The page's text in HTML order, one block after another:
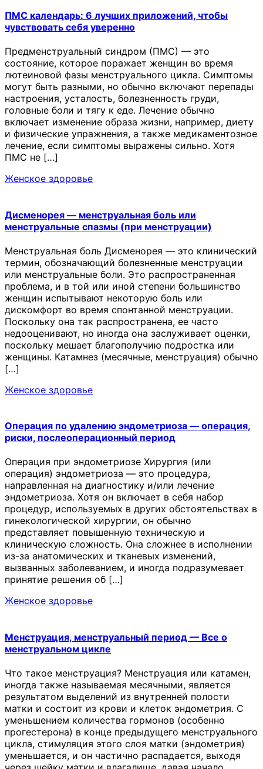
ПМС календарь: 6 лучших приложений, чтобы
чувствовать себя уверенно
Предменструальный синдром (ПМС) — это
состояние, которое поражает женщин во время
лютеиновой фазы менструального цикла. Симптомы
могут быть разными, но обычно включают перепады
настроения, усталость, болезненность груди,
головные боли и тягу к еде. Лечение обычно
включает изменение образа жизни, например, диету
и физические упражнения, а также медикаментозное
лечение, если симптомы выражены сильно. Хотя
ПМС не […]
Женское здоровье
Дисменорея — менструальная боль или
менструальные спазмы (при менструации)
Менструальная боль Дисменорея — это клинический
термин, обозначающий болезненные менструации
или менструальные боли. Это распространенная
проблема, и в той или иной степени большинство
женщин испытывают некоторую боль или
дискомфорт во время спонтанной менструации.
Поскольку она так распространена, ее часто
недооценивают, но иногда она заслуживает оценки,
поскольку мешает благополучию подростка или
женщины. Катамнез (месячные, менструация) обычно
[…]
Женское здоровье
Операция по удалению эндометриоза — операция,
риски, послеоперационный период
Операция при эндометриозе Хирургия (или
операция) эндометриоза — это процедура,
направленная на диагностику и/или лечение
эндометриоза. Хотя он включает в себя набор
процедур, используемых в других обстоятельствах в
гинекологической хирургии, он обычно
представляет повышенную техническую и
клиническую сложность. Она сложнее в исполнении
из-за анатомических и тканевых изменений,
вызванных заболеванием, и иногда подразумевает
принятие решения об […]
Женское здоровье
Менструация, менструальный период — Все о
менструальном цикле
Что такое менструация? Менструация или катамен,
иногда также называемая месячными, является
результатом выделений из внутренней полости
матки и состоит из крови и клеток эндометрия. С
уменьшением количества гормонов (особенно
прогестерона) в конце предыдущего менструального
цикла, стимуляция этого слоя матки (эндометрия)
уменьшается, и он частично распадается, выходя